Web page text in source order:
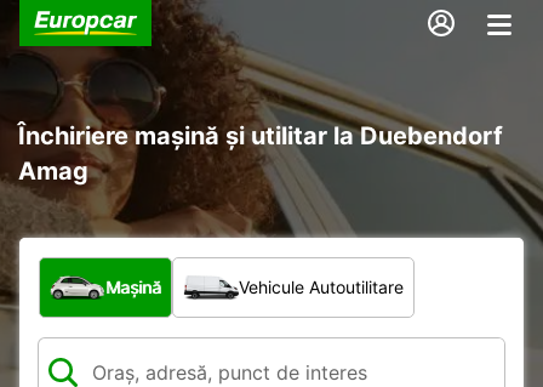
Închiriere mașină și utilitar la Duebendorf
Amag
Ce tip de vehicul?
Mașină Vehicule Autoutilitare